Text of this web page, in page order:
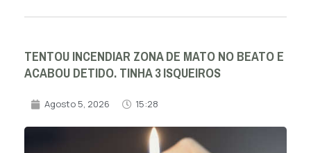
TENTOU INCENDIAR ZONA DE MATO NO BEATO E
ACABOU DETIDO. TINHA 3 ISQUEIROS
Agosto 5, 2026 15:28